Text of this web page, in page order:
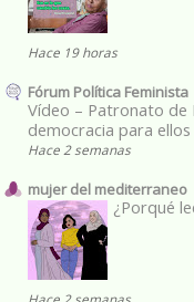
Hace 19 horas
Fórum Política Feminista
Vídeo – Patronato de
democracia para ellos
Hace 2 semanas
mujer del mediterraneo
¿Porqué
Hace 2 semanas